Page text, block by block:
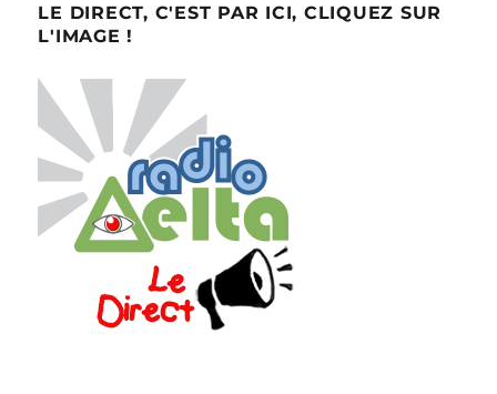
LE DIRECT, C'EST PAR ICI, CLIQUEZ SUR
L'IMAGE !